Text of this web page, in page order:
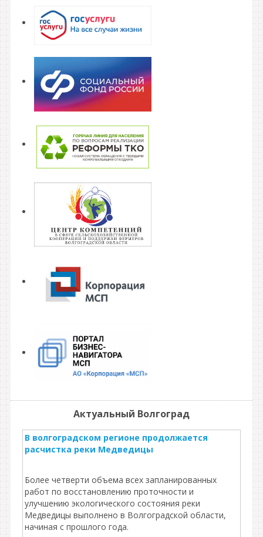
Актуальный Волгоград
В волгоградском регионе продолжается
расчистка реки Медведицы
Более четверти объема всех запланированных
работ по восстановлению проточности и
улучшению экологического состояния реки
Медведицы выполнено в Волгоградской области,
начиная с прошлого года.